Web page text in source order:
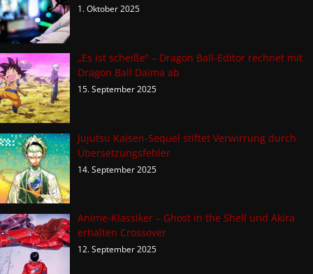
1. Oktober 2025
„Es ist scheiße“ – Dragon Ball-Editor rechnet mit
Dragon Ball Daima ab
15. September 2025
Jujutsu Kaisen-Sequel stiftet Verwirrung durch
Übersetzungsfehler
14. September 2025
Anime-Klassiker – Ghost in the Shell und Akira
erhalten Crossover
12. September 2025